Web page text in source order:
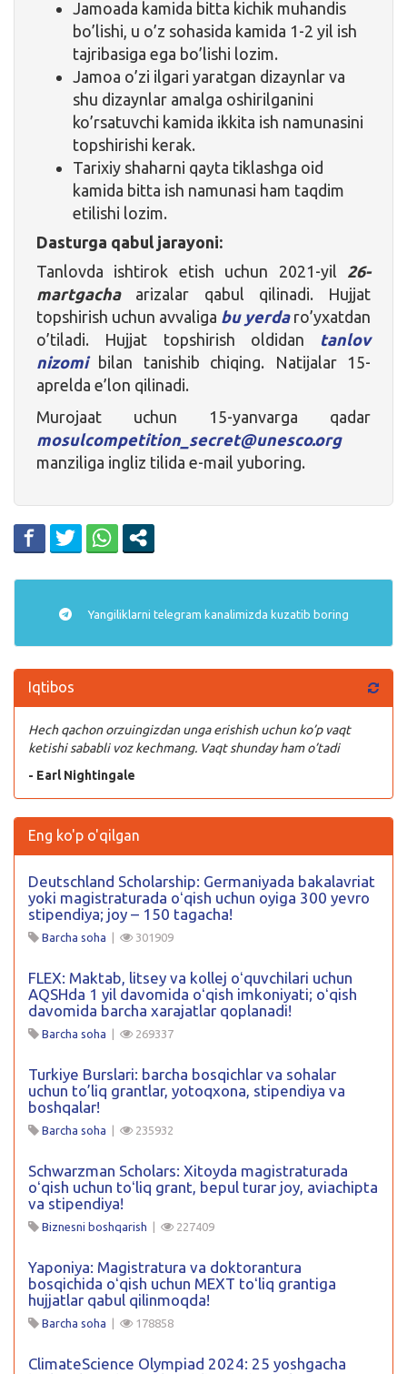
Jamoada kamida bitta kichik muhandis
bo’lishi, u o’z sohasida kamida 1-2 yil ish
tajribasiga ega bo’lishi lozim.
Jamoa o’zi ilgari yaratgan dizaynlar va
shu dizaynlar amalga oshirilganini
ko’rsatuvchi kamida ikkita ish namunasini
topshirishi kerak.
Tarixiy shaharni qayta tiklashga oid
kamida bitta ish namunasi ham taqdim
etilishi lozim.
Dasturga qabul jarayoni:
Tanlovda ishtirok etish uchun 2021-yil 26-
martgachaarizalar qabul qilinadi. Hujjat
topshirish uchun avvaliga bu yerdaro’yxatdan
o’tiladi. Hujjat topshirish oldidan tanlov
nizomi bilan tanishib chiqing. Natijalar 15-
aprelda e’lon qilinadi.
Murojaat uchun 15-yanvarga qadar
mosulcompetition_secret@unesco.org
manziliga ingliz tilida e-mail yuboring.
Yangiliklarni telegram kanalimizda kuzatib boring
Iqtibos
Hech qachon orzuingizdan unga erishish uchun ko’p vaqt
ketishi sababli voz kechmang. Vaqt shunday ham o’tadi
- Earl Nightingale
Eng ko'p o'qilgan
Deutschland Scholarship: Germaniyada bakalavriat
yoki magistraturada oʻqish uchun oyiga 300 yevro
stipendiya; joy – 150 tagacha!
Barcha soha | 301909
FLEX: Maktab, litsey va kollej oʻquvchilari uchun
AQSHda 1 yil davomida oʻqish imkoniyati; oʻqish
davomida barcha xarajatlar qoplanadi!
Barcha soha | 269337
Turkiye Burslari: barcha bosqichlar va sohalar
uchun to’liq grantlar, yotoqxona, stipendiya va
boshqalar!
Barcha soha | 235932
Schwarzman Scholars: Xitoyda magistraturada
oʻqish uchun toʻliq grant, bepul turar joy, aviachipta
va stipendiya!
Biznesni boshqarish | 227409
Yaponiya: Magistratura va doktorantura
bosqichida oʻqish uchun MEXT toʻliq grantiga
hujjatlar qabul qilinmoqda!
Barcha soha | 178858
ClimateScience Olympiad 2024: 25 yoshgacha